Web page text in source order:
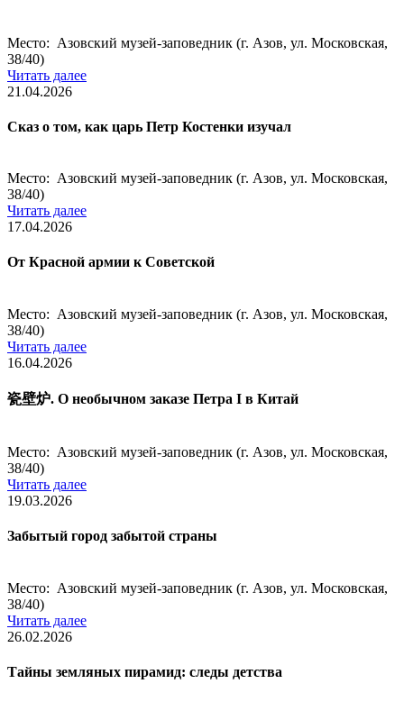
Место: Азовский музей-заповедник (г. Азов, ул. Московская,
38/40)
Читать далее
21.04.2026
Сказ о том, как царь Петр Костенки изучал
Место: Азовский музей-заповедник (г. Азов, ул. Московская,
38/40)
Читать далее
17.04.2026
От Красной армии к Советской
Место: Азовский музей-заповедник (г. Азов, ул. Московская,
38/40)
Читать далее
16.04.2026
瓷壁炉. О необычном заказе Петра I в Китай
Место: Азовский музей-заповедник (г. Азов, ул. Московская,
38/40)
Читать далее
19.03.2026
Забытый город забытой страны
Место: Азовский музей-заповедник (г. Азов, ул. Московская,
38/40)
Читать далее
26.02.2026
Тайны земляных пирамид: следы детства